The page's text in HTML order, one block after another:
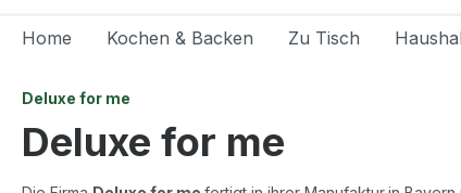
Home Kochen & Backen Zu Tisch
Deluxe for me
Deluxe for me